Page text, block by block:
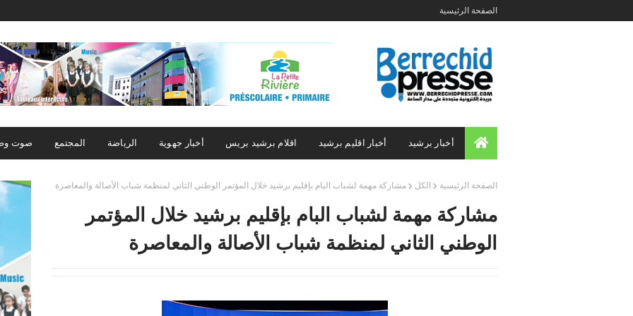
الصفحة الرئيسية
أخبار برشيد أخبار اقليم برشيد اقلام برشيد بريس أخبار جهوية الرياضة المجتمع صوت
الصفحة الرئيسية الكل مشاركة مهمة لشباب البام بإقليم برشيد خلال المؤتمر الوطني الثاني لمنظمة شباب الأصالة والمعاصرة
مشاركة مهمة لشباب البام بإقليم برشيد خلال المؤتمر
الوطني الثاني لمنظمة شباب الأصالة والمعاصرة